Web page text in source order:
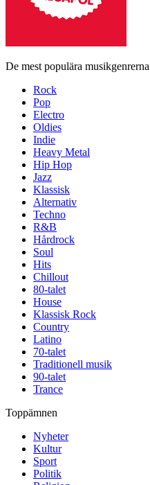
De mest populära musikgenrerna
Rock
Pop
Electro
Oldies
Indie
Heavy Metal
Hip Hop
Jazz
Klassisk
Alternativ
Techno
R&B
Hårdrock
Soul
Hits
Chillout
80-talet
House
Klassisk Rock
Country
Latino
70-talet
Traditionell musik
90-talet
Trance
Toppämnen
Nyheter
Kultur
Sport
Politik